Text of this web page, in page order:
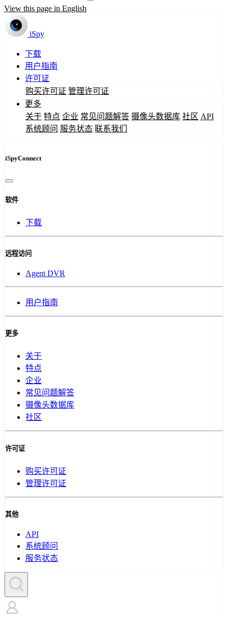
View this page in English
iSpy
下载
用户指南
许可证
购买许可证 管理许可证
更多
关于 特点 企业 常见问题解答 摄像头数据库 社区 API
系统顾问 服务状态 联系我们
iSpyConnect
软件
下载
远程访问
Agent DVR
用户指南
更多
关于
特点
企业
常见问题解答
摄像头数据库
社区
许可证
购买许可证
管理许可证
其他
API
系统顾问
服务状态